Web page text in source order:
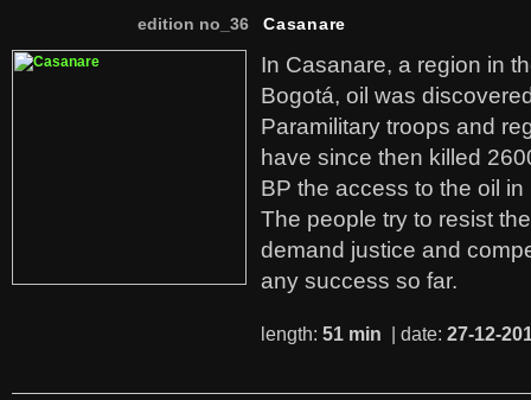
edition no_36 Casanare
In Casanare, a region in
Bogotá, oil was
Paramilitary troops and
have since then killed
BP the access to the oil in
The people try to resist
demand justice and
any success so far.
length: 51 min | date: 27-12-